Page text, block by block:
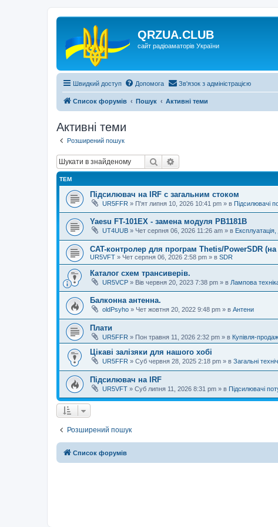
QRZUA.CLUB
сайт радіоаматорів України
Швидкий доступ Допомога Зв'язок з адміністрацією
Список форумів Пошук Активні теми
Активні теми
Розширений пошук
Пошук
ТЕМ
Підсилювач на IRF с загальним стоком
UR5FFR » П'ят липня 10, 2026 10:41 pm » в Підсилювачі
Yaesu FT-101EX - замена модуля PB1181B
UT4UUB » Чет серпня 06, 2026 11:26 am » в
CAT-контролер для програм Thetis/PowerSDR
UR5VFT » Чет серпня 06, 2026 2:58 pm » в SDR
Каталог схем трансиверів.
UR5VCP » Вів червня 20, 2023 7:38 pm » в Лампова
Балконна антенна.
oldPsyho » Чет жовтня 20, 2022 9:48 pm » в Антени
Плати
UR5FFR » Пон травня 11, 2026 2:32 pm » в Купівля-
Цікаві залізяки для нашого хобі
UR5FFR » Суб червня 28, 2025 2:18 pm » в Загальні
Підсилювач на IRF
UR5VFT » Суб липня 11, 2026 8:31 pm » в Підсилювачі
Розширений пошук
Список форумів